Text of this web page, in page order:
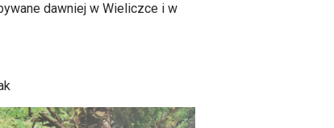
dawniej w Wieliczce i w